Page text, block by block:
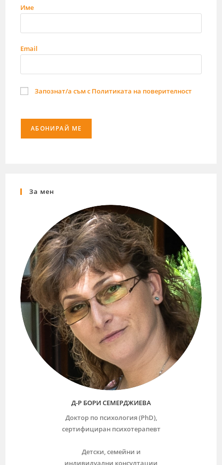
Име
Email
Запознат/а съм с Политиката на поверителност
За мен
Д-Р БОРИ СЕМЕРДЖИЕВА
Доктор по психология (PhD),
сертифициран психотерапевт
Детски, семейни и
индивидуални консултации